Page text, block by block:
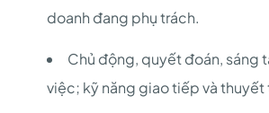
doanh đang phụ trách.
Chủ động, quyết đoán, sáng
việc; kỹ năng giao tiếp và thuyết